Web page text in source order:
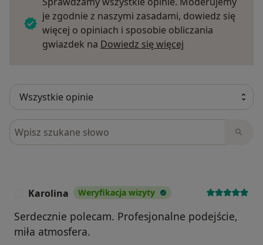
je zgodnie z naszymi zasadami, dowiedz się
więcej o opiniach i sposobie obliczania
gwiazdek na Dowiedz się więcej
Szukaj w opiniach
Karolina Weryfikacja wizyty
Serdecznie polecam. Profesjonalne podejście,
miła atmosfera.